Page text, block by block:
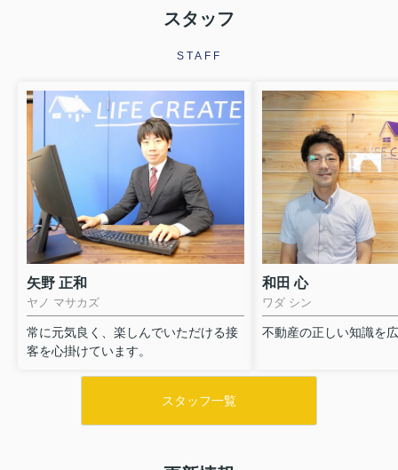
スタッフ
STAFF
矢野 正和
ヤノ マサカズ
常に元気良く、楽しんでいただける接
客を心掛けています。
和田 心
ワダ シン
不動産の正しい知識を
スタッフ一覧